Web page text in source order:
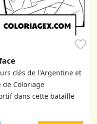
♥
clés de l'Argentine et
de Coloriage
dans cette bataille